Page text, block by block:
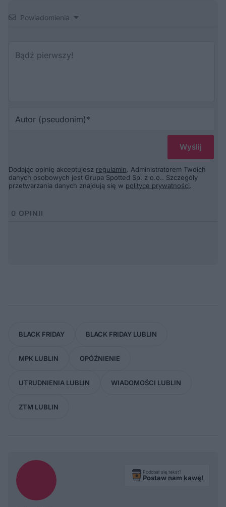
Powiadomienia
Dodając opinię akceptujesz regulamin. Administratorem Twoich
danych osobowych jest Grupa Spotted Sp. z o.o.. Szczegóły
przetwarzania danych znajdują się w polityce prywatności.
0 OPINII
BLACK FRIDAY BLACK FRIDAY LUBLIN
MPK LUBLIN OPÓŹNIENIE
UTRUDNIENIA LUBLIN WIADOMOŚCI LUBLIN
ZTM LUBLIN
Podobał się tekst?
Postaw nam kawę!